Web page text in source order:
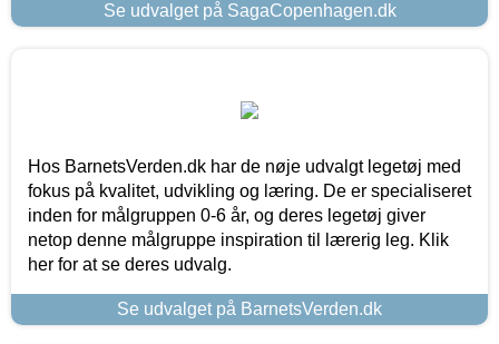
Se udvalget på SagaCopenhagen.dk
Hos BarnetsVerden.dk har de nøje udvalgt legetøj med
fokus på kvalitet, udvikling og læring. De er specialiseret
inden for målgruppen 0-6 år, og deres legetøj giver
netop denne målgruppe inspiration til lærerig leg. Klik
her for at se deres udvalg.
Se udvalget på BarnetsVerden.dk